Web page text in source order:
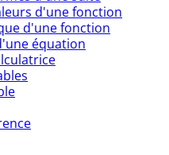
d'une fonction
d'une fonction
équation